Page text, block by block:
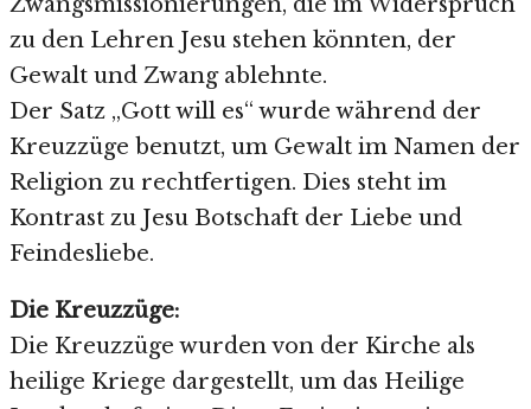
zu den Lehren Jesu stehen könnten, der
Gewalt und Zwang ablehnte.
Der Satz „Gott will es“ wurde während der
Kreuzzüge benutzt, um Gewalt im Namen der
Religion zu rechtfertigen. Dies steht im
Kontrast zu Jesu Botschaft der Liebe und
Feindesliebe.
Die Kreuzzüge:
Die Kreuzzüge wurden von der Kirche als
heilige Kriege dargestellt, um das Heilige